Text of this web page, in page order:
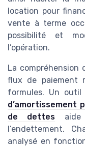
location pour
vente à terme
possibilité et
l’opération.
La compréhension
flux de paiement
formules. Un outil
d’amortissement
de dettes aide
l’endettement.
analysé en